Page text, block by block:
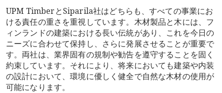
UPM TimberとSiparila社はどちらも、すべての事業にお
ける責任の重さを重視しています。木材製品と木には、フ
ィンランドの建築における長い伝統があり、これを今日の
ニーズに合わせて保持し、さらに発展させることが重要で
す。両社は、業界固有の規制や勧告を遵守することを固く
約束しています。それにより、将来においても建築や内装
の設計において、環境に優しく健全で自然な木材の使用が
可能になります。